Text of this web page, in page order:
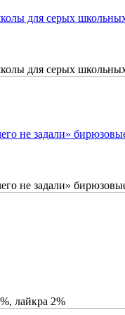
для серых
для серых
не задали»
не задали»
лайкра 2%